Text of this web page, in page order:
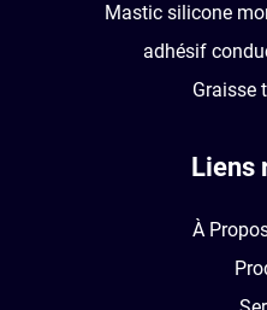
Mastic silicone
adhésif
Graisse
Liens
À